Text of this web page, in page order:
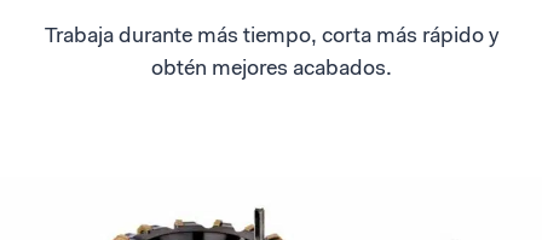
Trabaja durante más tiempo, corta más rápido y
obtén mejores acabados.